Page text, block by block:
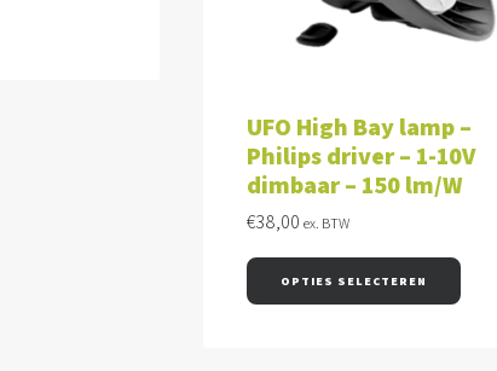
UFO High Bay lamp –
Philips driver – 1-10V
dimbaar – 150 lm/W
€38,00 ex. BTW
OPTIES SELECTEREN